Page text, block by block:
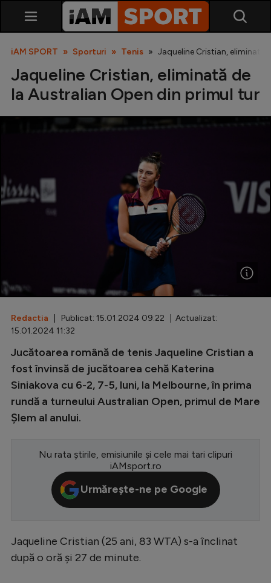
Cupa României
Echipa Națională
Special
Diverse
Inedit
Clasamente
Champions League
Conference League
CM 2026
LaLiga
Serie A
iAM SPORT Sporturi Tenis Jaqueline Cristian, eliminată
Jaqueline Cristian, eliminată de
la Australian Open din primul tur
Redactia | Publicat: 15.01.2024 09:22 | Actualizat:
15.01.2024 11:32
Jucătoarea română de tenis Jaqueline Cristian a
fost învinsă de jucătoarea cehă Katerina
Siniakova cu 6-2, 7-5, luni, la Melbourne, în prima
rundă a turneului Australian Open, primul de Mare
Şlem al anului.
Nu rata știrile, emisiunile și cele mai tari clipuri
iAMsport.ro
Urmărește-ne pe Google
Jaqueline Cristian (25 ani, 83 WTA) s-a înclinat
după o oră şi 27 de minute.